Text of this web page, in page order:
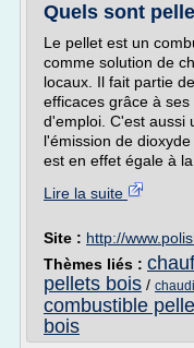
Quels sont
Le pellet est un
comme solution de
locaux. Il fait partie
efficaces grâce à
d'emploi. C'est aussi
l'émission de
est en effet égale à
Lire la suite
Site : http://
Thèmes liés :
pellets bois /
combustible
bois